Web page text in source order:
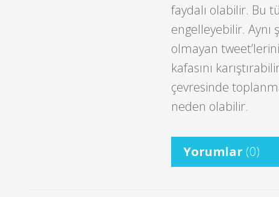
faydalı olabilir. Bu
engelleyebilir.
olmayan
kafasını
çevresinde
neden olabilir.
Yorumlar (0)